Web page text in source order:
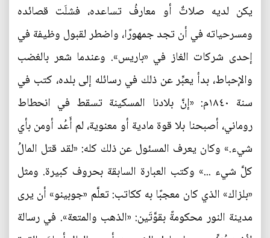
يكن لديه صلاتٌ أو معارفُ تساعده، فشلَت قصائده
ومسرحياته في أن تجد جمهورًا، واضطر لقبول وظيفة في
إحدى شركات الغاز في «باريس». وعندما شعر بالغضب
والإحباط، بدأ يعبِّر عن ذلك في رسائله إلى بلده، كتب في
سنة ١٨٤٠م: «إنَّ بلادنا المسكينة تسقط في انحطاط
روماني، أصبحنا بلا قوة مادية أو معنوية، لم أَعُد أومن بأي
شيء.» وكان يعرف المسئول عن ذلك كله: «لقد قتل المالُ
كلَّ شيء ...» وكتب العبارة السابقة بحروف كبيرة. ومثل
«بلزاك» الذي كان معجبًا به ككاتب: تعلَّم «جوبينو» أن يرى
مدينة النور محكومةً بقوَّتَين: «الذهب والمتعة». في رسالة